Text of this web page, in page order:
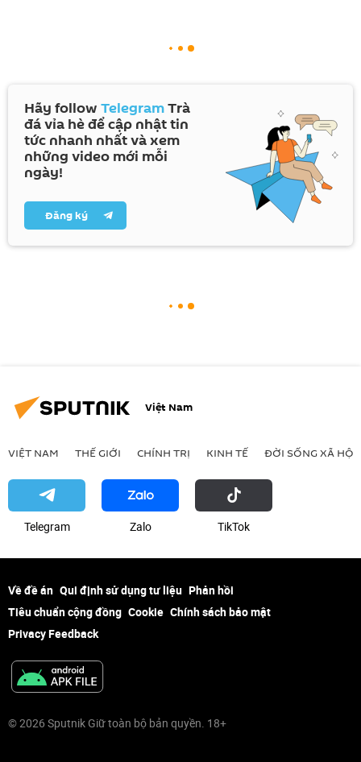
Hãy follow TelegramTrà
đá vỉa hè để cập nhật tin
tức nhanh nhất và xem
những video mới mỗi
ngày!
Đăng ký
Việt Nam
VIỆT NAM THẾ GIỚI CHÍNH TRỊ KINH TẾ ĐỜI SỐNG XÃ HỘI
Telegram Zalo ТikТоk
Về đề án Qui định sử dụng tư liệu Phản hồi
Tiêu chuẩn cộng đồng Cookie Chính sách bảo mật
Privacy Feedback
© 2026 Sputnik Giữ toàn bộ bản quyền. 18+